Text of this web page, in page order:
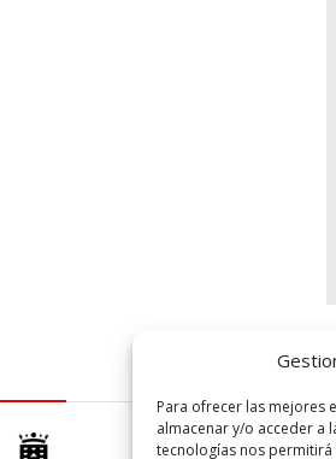
Para ofrecer las mejores
almacenar y/o acceder a
tecnologías nos